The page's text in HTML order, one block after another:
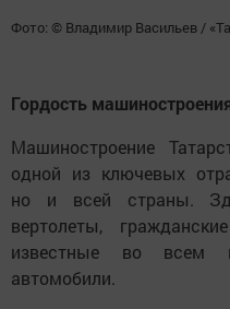
Фото: © Владимир Васильев /
Гордость
Машиностроение
одной из ключевых
но и всей страны.
вертолеты,
известные во всем
автомобили.